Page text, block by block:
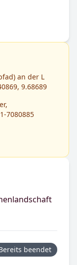
beendet
an der L
9.68689
7080885